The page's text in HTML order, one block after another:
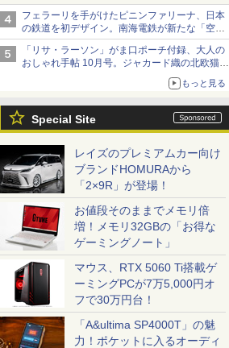
ねっと限定
フェラーリを手がけたピニンファリーナ、日本
の鉄道を初デザイン。南海電鉄が新たな「空港
特急」をなにわ筋線へ導入
「リサ・ラーソン」がま口ポーチ付録、大人の
おしゃれ手帖 10月号。ジャカード織の北欧猫デ
もっと見る
Special Site
レイズのプレミアムカー向け
ブランドHOMURAから
「2×9R」が登場！
お値段そのままでメモリ倍
増！メモリ32GBの「お得な
ゲーミングノート」
マウス、RTX 5060 Ti搭載ゲ
ーミングPCが7万5,000円オ
フで30万円台！
「A&ultima SP4000T」の魅
力！ポケットに入るオーディ